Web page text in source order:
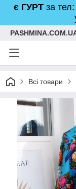
є ГУРТ за
Всі товари